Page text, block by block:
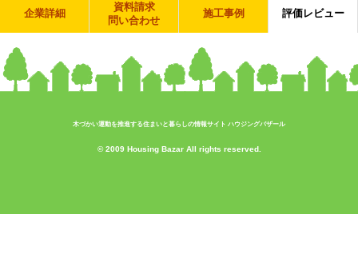
企業詳細
資料請求
問い合わせ
施工事例 評価レビュー
木づかい運動を推進する住まいと暮らしの情報サイト ハウジングバザール
© 2009 Housing Bazar All rights reserved.